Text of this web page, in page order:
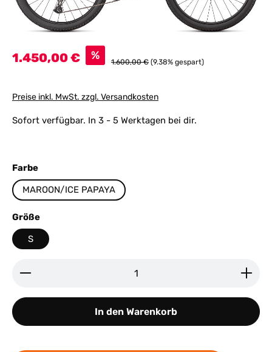
Verkaufspreis:
1.450,00 € % Regulärer Preis:
1.600,00 € (9.38% gespart)
Preise inkl. MwSt. zzgl. Versandkosten
Sofort verfügbar. In 3 - 5 Werktagen bei dir.
Farbeauswählen
MAROON/ICE PAPAYA
Größeauswählen
S
Produkt Anzahl: Gib den gewünschten Wert ein
In den Warenkorb